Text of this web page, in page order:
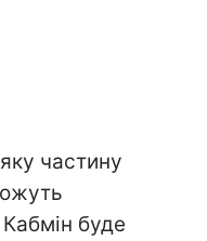
частину
буде